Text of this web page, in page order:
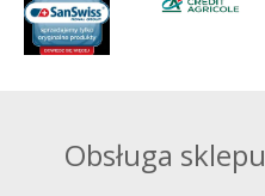
Obsługa